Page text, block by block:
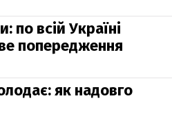
по всій Україні
попередження
як надовго